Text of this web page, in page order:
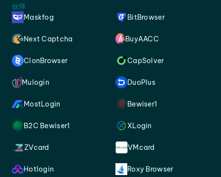
伙伴
Maskfog
BitBrowser
Next Captcha BuyAACC
ClonBrowser CapSolver
Mulogin DuoPlus
MostLogin Bewiser1
B2C Bewiser1 XLogin
ZVcard VMcard
Hotlogin Roxy Browser